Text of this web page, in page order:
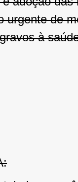
urgente de
à